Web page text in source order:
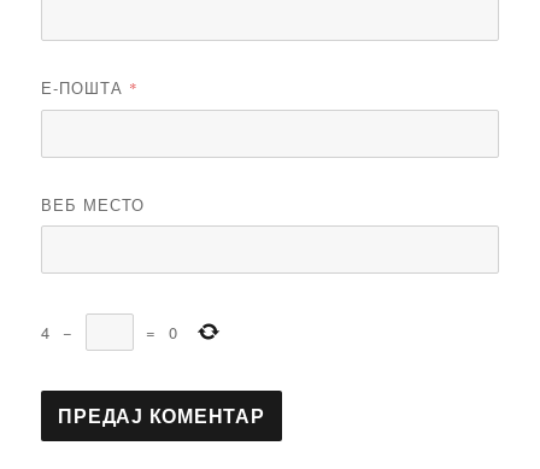
Е-ПОШТА *
ВЕБ МЕСТО
4 − = 0